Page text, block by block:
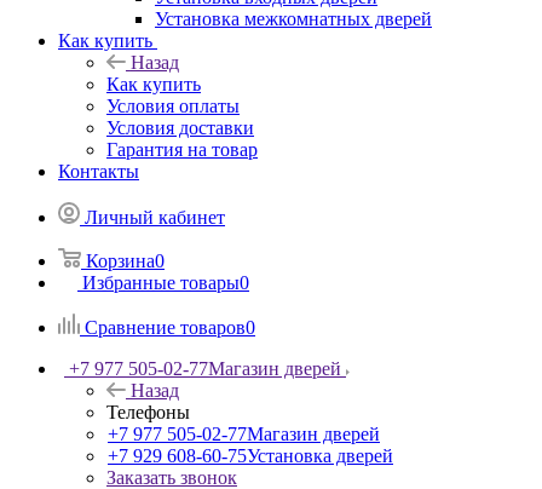
Установка межкомнатных дверей
Как купить
Назад
Как купить
Условия оплаты
Условия доставки
Гарантия на товар
Контакты
Личный кабинет
Корзина0
Избранные товары0
Сравнение товаров0
+7 977 505-02-77Магазин дверей
Назад
Телефоны
+7 977 505-02-77Магазин дверей
+7 929 608-60-75Установка дверей
Заказать звонок